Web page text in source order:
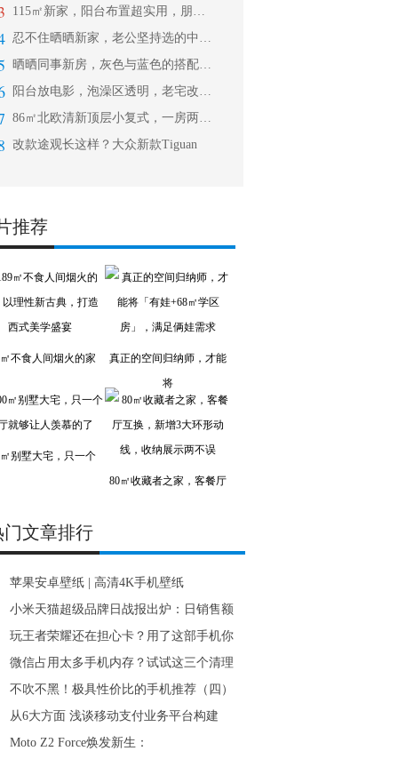
115㎡新家，阳台布置超实用，朋友都
忍不住晒晒新家，老公坚持选的中式风格
晒晒同事新房，灰色与蓝色的搭配，美到
阳台放电影，泡澡区透明，老宅改造花样
86㎡北欧清新顶层小复式，一房两人一
改款途观长这样？大众新款Tiguan
推荐
不食人间烟火的家
真正的空间归纳师，才能
将
别墅大宅，只一个
80㎡收藏者之家，客餐厅
门文章排行
苹果安卓壁纸 | 高清4K手机壁纸
小米天猫超级品牌日战报出炉：日销售额
玩王者荣耀还在担心卡？用了这部手机你
微信占用太多手机内存？试试这三个清理
不吹不黑！极具性价比的手机推荐（四）
从6大方面 浅谈移动支付业务平台构建
Moto Z2 Force焕发新生：